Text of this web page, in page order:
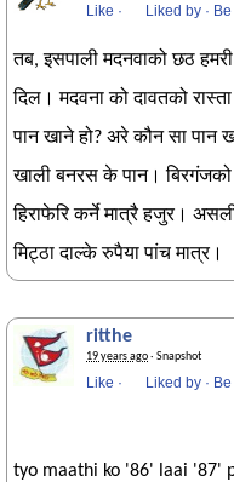
Like · Liked by ·
तब, इसपाली मदनवाको छठ
दिल। मदवना को दावतको
पान खाने हो? अरे कौन सा पान
खाली बनरस के पान। बिरगंजको
हिराफेरि कर्ने मात्रै हजुर।
मिट्ठा दाल्के रुपैया पांच मात्र।
ritthe
19 years ago· Snapshot
Like · Liked by ·
tyo maathi ko '86' laai '87'